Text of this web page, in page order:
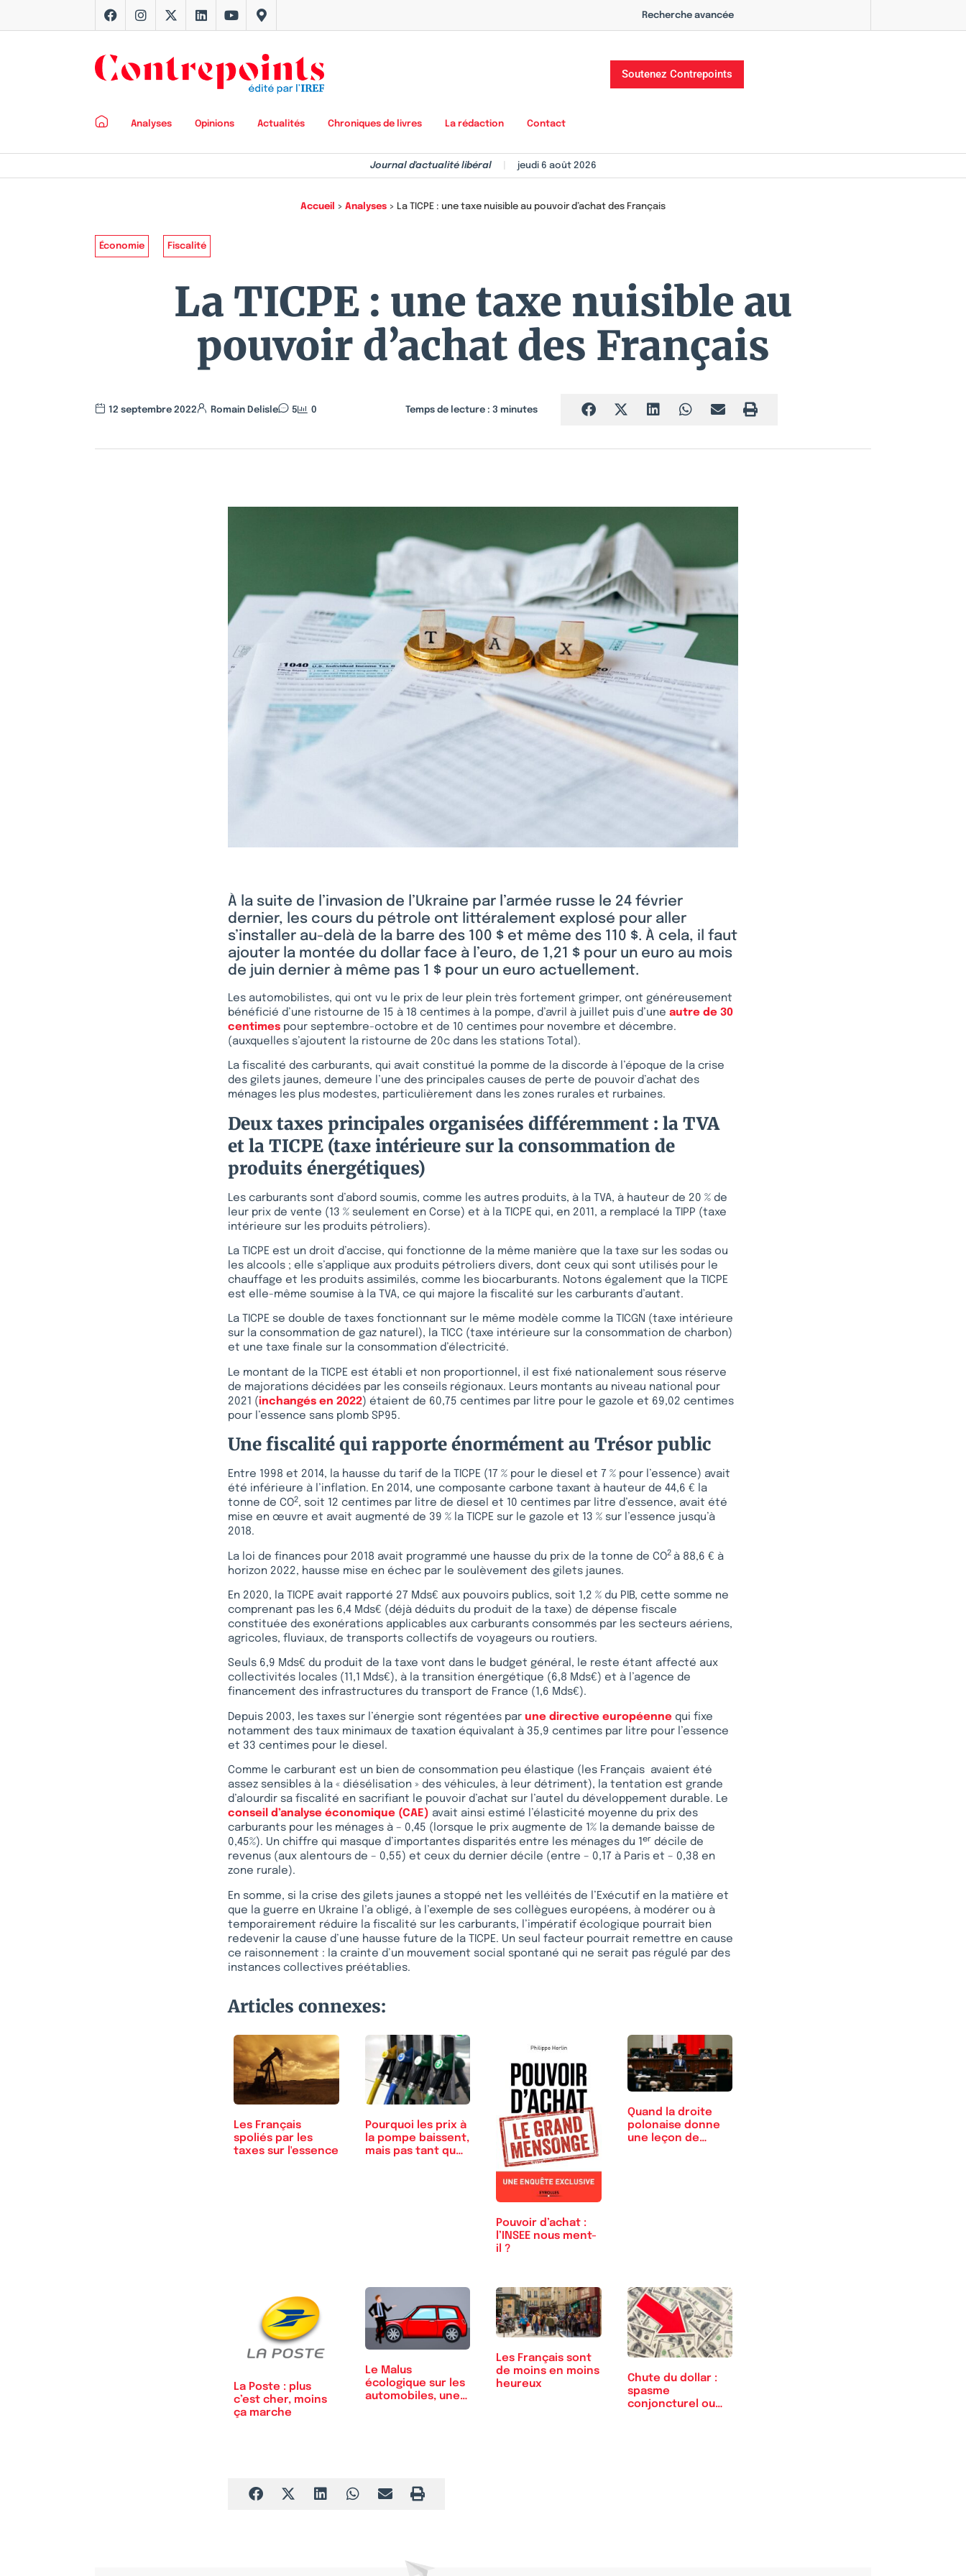
Recherche avancée
Soutenez Contrepoints
Analyses Opinions Actualités Chroniques de livres La rédaction Contact
Journal d'actualité libéral jeudi 6 août 2026
Accueil > Analyses > La TICPE : une taxe nuisible au pouvoir d’achat des Français
Économie Fiscalité
La TICPE : une taxe nuisible au
pouvoir d’achat des Français
12 septembre 2022 Romain Delisle 5 0 Temps de lecture : 3 minutes
À la suite de l’invasion de l’Ukraine par l’armée russe le 24 février
dernier, les cours du pétrole ont littéralement explosé pour aller
s’installer au-delà de la barre des 100 $ et même des 110 $. À cela, il faut
ajouter la montée du dollar face à l’euro, de 1,21 $ pour un euro au mois
de juin dernier à même pas 1 $ pour un euro actuellement.
Les automobilistes, qui ont vu le prix de leur plein très fortement grimper, ont généreusement
bénéficié d’une ristourne de 15 à 18 centimes à la pompe, d’avril à juillet puis d’une autre de 30
centimes pour septembre-octobre et de 10 centimes pour novembre et décembre.
(auxquelles s’ajoutent la ristourne de 20c dans les stations Total).
La fiscalité des carburants, qui avait constitué la pomme de la discorde à l’époque de la crise
des gilets jaunes, demeure l’une des principales causes de perte de pouvoir d’achat des
ménages les plus modestes, particulièrement dans les zones rurales et rurbaines.
Deux taxes principales organisées différemment : la TVA
et la TICPE (taxe intérieure sur la consommation de
produits énergétiques)
Les carburants sont d’abord soumis, comme les autres produits, à la TVA, à hauteur de 20 % de
leur prix de vente (13 % seulement en Corse) et à la TICPE qui, en 2011, a remplacé la TIPP (taxe
intérieure sur les produits pétroliers).
La TICPE est un droit d’accise, qui fonctionne de la même manière que la taxe sur les sodas ou
les alcools ; elle s’applique aux produits pétroliers divers, dont ceux qui sont utilisés pour le
chauffage et les produits assimilés, comme les biocarburants. Notons également que la TICPE
est elle-même soumise à la TVA, ce qui majore la fiscalité sur les carburants d’autant.
La TICPE se double de taxes fonctionnant sur le même modèle comme la TICGN (taxe intérieure
sur la consommation de gaz naturel), la TICC (taxe intérieure sur la consommation de charbon)
et une taxe finale sur la consommation d’électricité.
Le montant de la TICPE est établi et non proportionnel, il est fixé nationalement sous réserve
de majorations décidées par les conseils régionaux. Leurs montants au niveau national pour
2021 (inchangés en 2022) étaient de 60,75 centimes par litre pour le gazole et 69,02 centimes
pour l’essence sans plomb SP95.
Une fiscalité qui rapporte énormément au Trésor public
Entre 1998 et 2014, la hausse du tarif de la TICPE (17 % pour le diesel et 7 % pour l’essence) avait
été inférieure à l’inflation. En 2014, une composante carbone taxant à hauteur de 44,6 € la
tonne de CO2, soit 12 centimes par litre de diesel et 10 centimes par litre d’essence, avait été
mise en œuvre et avait augmenté de 39 % la TICPE sur le gazole et 13 % sur l’essence jusqu’à
2018.
La loi de finances pour 2018 avait programmé une hausse du prix de la tonne de CO2 à 88,6 € à
horizon 2022, hausse mise en échec par le soulèvement des gilets jaunes.
En 2020, la TICPE avait rapporté 27 Mds€ aux pouvoirs publics, soit 1,2 % du PIB, cette somme ne
comprenant pas les 6,4 Mds€ (déjà déduits du produit de la taxe) de dépense fiscale
constituée des exonérations applicables aux carburants consommés par les secteurs aériens,
agricoles, fluviaux, de transports collectifs de voyageurs ou routiers.
Seuls 6,9 Mds€ du produit de la taxe vont dans le budget général, le reste étant affecté aux
collectivités locales (11,1 Mds€), à la transition énergétique (6,8 Mds€) et à l’agence de
financement des infrastructures du transport de France (1,6 Mds€).
Depuis 2003, les taxes sur l’énergie sont régentées par une directive européenne qui fixe
notamment des taux minimaux de taxation équivalant à 35,9 centimes par litre pour l’essence
et 33 centimes pour le diesel.
Comme le carburant est un bien de consommation peu élastique (les Français avaient été
assez sensibles à la « diésélisation » des véhicules, à leur détriment), la tentation est grande
d’alourdir sa fiscalité en sacrifiant le pouvoir d’achat sur l’autel du développement durable. Le
conseil d’analyse économique (CAE) avait ainsi estimé l’élasticité moyenne du prix des
carburants pour les ménages à – 0,45 (lorsque le prix augmente de 1% la demande baisse de
0,45%). Un chiffre qui masque d’importantes disparités entre les ménages du 1 er décile de
revenus (aux alentours de – 0,55) et ceux du dernier décile (entre – 0,17 à Paris et – 0,38 en
zone rurale).
En somme, si la crise des gilets jaunes a stoppé net les velléités de l’Exécutif en la matière et
que la guerre en Ukraine l’a obligé, à l’exemple de ses collègues européens, à modérer ou à
temporairement réduire la fiscalité sur les carburants, l’impératif écologique pourrait bien
redevenir la cause d’une hausse future de la TICPE. Un seul facteur pourrait remettre en cause
ce raisonnement : la crainte d’un mouvement social spontané qui ne serait pas régulé par des
instances collectives préétablies.
Articles connexes:
Les Français
spoliés par les
taxes sur l'essence
Pourquoi les prix à
la pompe baissent,
mais pas tant que
Pouvoir d’achat :
l’INSEE nous ment-
il ?
Quand la droite
polonaise donne
une leçon de…
La Poste : plus
c’est cher, moins
ça marche
Le Malus
écologique sur les
automobiles, une
Les Français sont
de moins en moins
heureux
Chute du dollar :
spasme
conjoncturel ou